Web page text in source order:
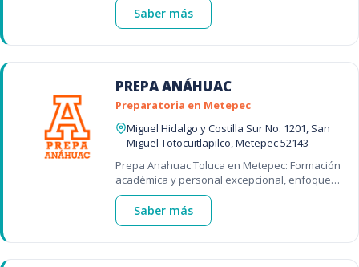
Saber más
PREPA ANÁHUAC
Preparatoria en Metepec
Miguel Hidalgo y Costilla Sur No. 1201, San
Miguel Totocuitlapilco, Metepec 52143
Prepa Anahuac Toluca en Metepec: Formación
académica y personal excepcional, enfoque
bilingüe
Saber más